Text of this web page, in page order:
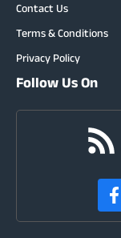
Contact Us
Terms & Conditions
Privacy Policy
Follow Us On